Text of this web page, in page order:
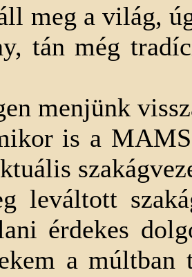
meg a világ,
tán még
menjünk
is a
leváltott
érdekes
a